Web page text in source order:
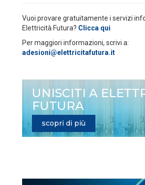
Vuoi provare gratuitamente i servizi
Elettricità Futura? Clicca qui
Per maggiori informazioni, scrivi a:
adesioni@elettricitafutura.it
UNISCITI A
FUTURA
scopri di più